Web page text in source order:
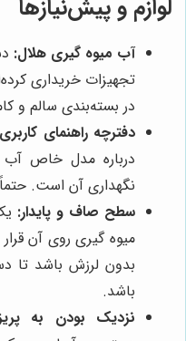
لوازم و پیش‌نیازها
آب میوه گیری هلال:
تجهیزات خریداری
در بسته‌بندی سالم و
دفترچه راهنمای
درباره مدل خاص آب
نگهداری آن است. حتماً
سطح صاف و پایدار:
میوه گیری روی آن
بدون لرزش باشد تا
باشد.
نزدیک بودن به